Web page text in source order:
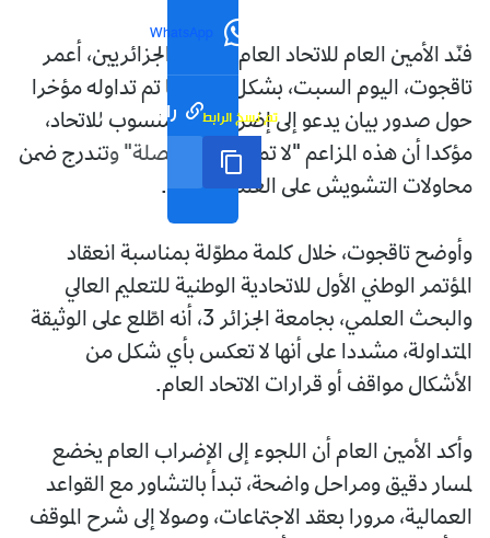
WhatsApp
رابط مختصر تم نسخ الرابط
فنّد الأمين العام للاتحاد العام للعمال الجزائريين، أعمر
تاقجوت، اليوم السبت، بشكل قاطع ما تم تداوله مؤخرا
حول صدور بيان يدعو إلى إضراب عام منسوب للاتحاد،
مؤكدا أن هذه المزاعم "لا تمت للواقع بصلة" وتندرج ضمن
محاولات التشويش على العمل النقابي.
وأوضح تاقجوت، خلال كلمة مطوّلة بمناسبة انعقاد
المؤتمر الوطني الأول للاتحادية الوطنية للتعليم العالي
والبحث العلمي، بجامعة الجزائر 3، أنه اطّلع على الوثيقة
المتداولة، مشددا على أنها لا تعكس بأي شكل من
الأشكال مواقف أو قرارات الاتحاد العام.
وأكد الأمين العام أن اللجوء إلى الإضراب العام يخضع
لمسار دقيق ومراحل واضحة، تبدأ بالتشاور مع القواعد
العمالية، مرورا بعقد الاجتماعات، وصولا إلى شرح الموقف